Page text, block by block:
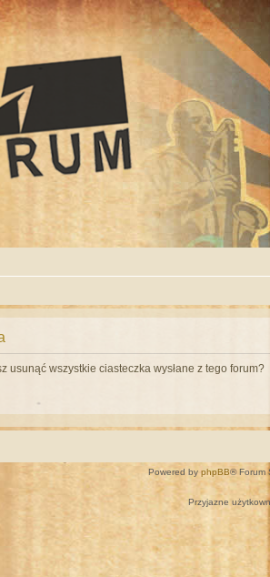
usunąć wszystkie ciasteczka wysłane z tego forum?
Powered by phpBB® Forum
Przyjazne